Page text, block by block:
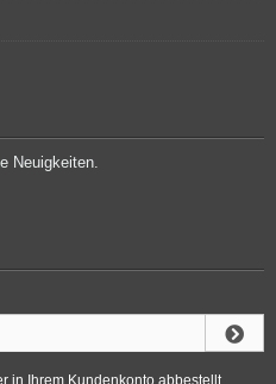
Neuigkeiten.
in Ihrem Kundenkonto abbestellt